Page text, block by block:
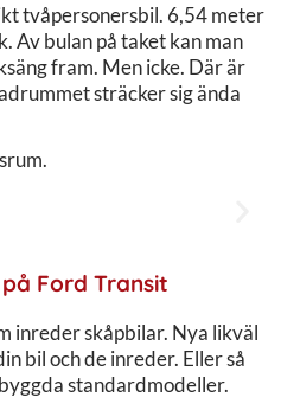
tvåpersonersbil. 6,54 meter
Av bulan på taket kan man
fram. Men icke. Där är
sträcker sig ända
Ford Transit
inreder skåpbilar. Nya likväl
bil och de inreder. Eller så
standardmodeller.